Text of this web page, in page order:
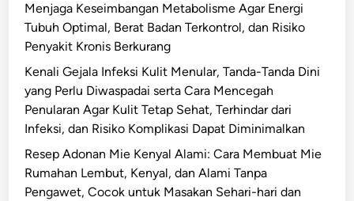
Menjaga Keseimbangan Metabolisme Agar Energi
Tubuh Optimal, Berat Badan Terkontrol, dan Risiko
Penyakit Kronis Berkurang
Kenali Gejala Infeksi Kulit Menular, Tanda-Tanda Dini
yang Perlu Diwaspadai serta Cara Mencegah
Penularan Agar Kulit Tetap Sehat, Terhindar dari
Infeksi, dan Risiko Komplikasi Dapat Diminimalkan
Resep Adonan Mie Kenyal Alami: Cara Membuat Mie
Rumahan Lembut, Kenyal, dan Alami Tanpa
Pengawet, Cocok untuk Masakan Sehari-hari dan